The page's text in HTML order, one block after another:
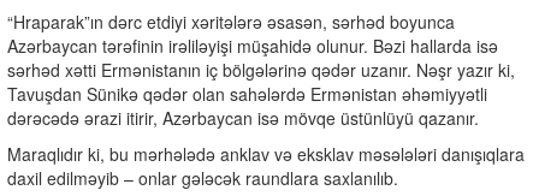
“Hraparak”ın dərc etdiyi xəritələrə əsasən, sərhəd boyunca
Azərbaycan tərəfinin irəliləyişi müşahidə olunur. Bəzi hallarda isə
sərhəd xətti Ermənistanın iç bölgələrinə qədər uzanır. Nəşr yazır ki,
Tavuşdan Sünikə qədər olan sahələrdə Ermənistan əhəmiyyətli
dərəcədə ərazi itirir, Azərbaycan isə mövqe üstünlüyü qazanır.
Maraqlıdır ki, bu mərhələdə anklav və eksklav məsələləri danışıqlara
daxil edilməyib – onlar gələcək raundlara saxlanılıb.